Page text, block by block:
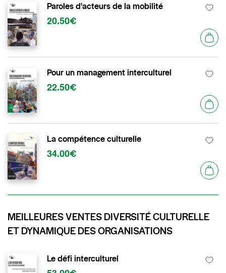
Paroles d'acteurs de la mobilité
20.50€
Pour un management interculturel
22.50€
La compétence culturelle
34.00€
MEILLEURES VENTES DIVERSITÉ CULTURELLE
ET DYNAMIQUE DES ORGANISATIONS
Le défi interculturel